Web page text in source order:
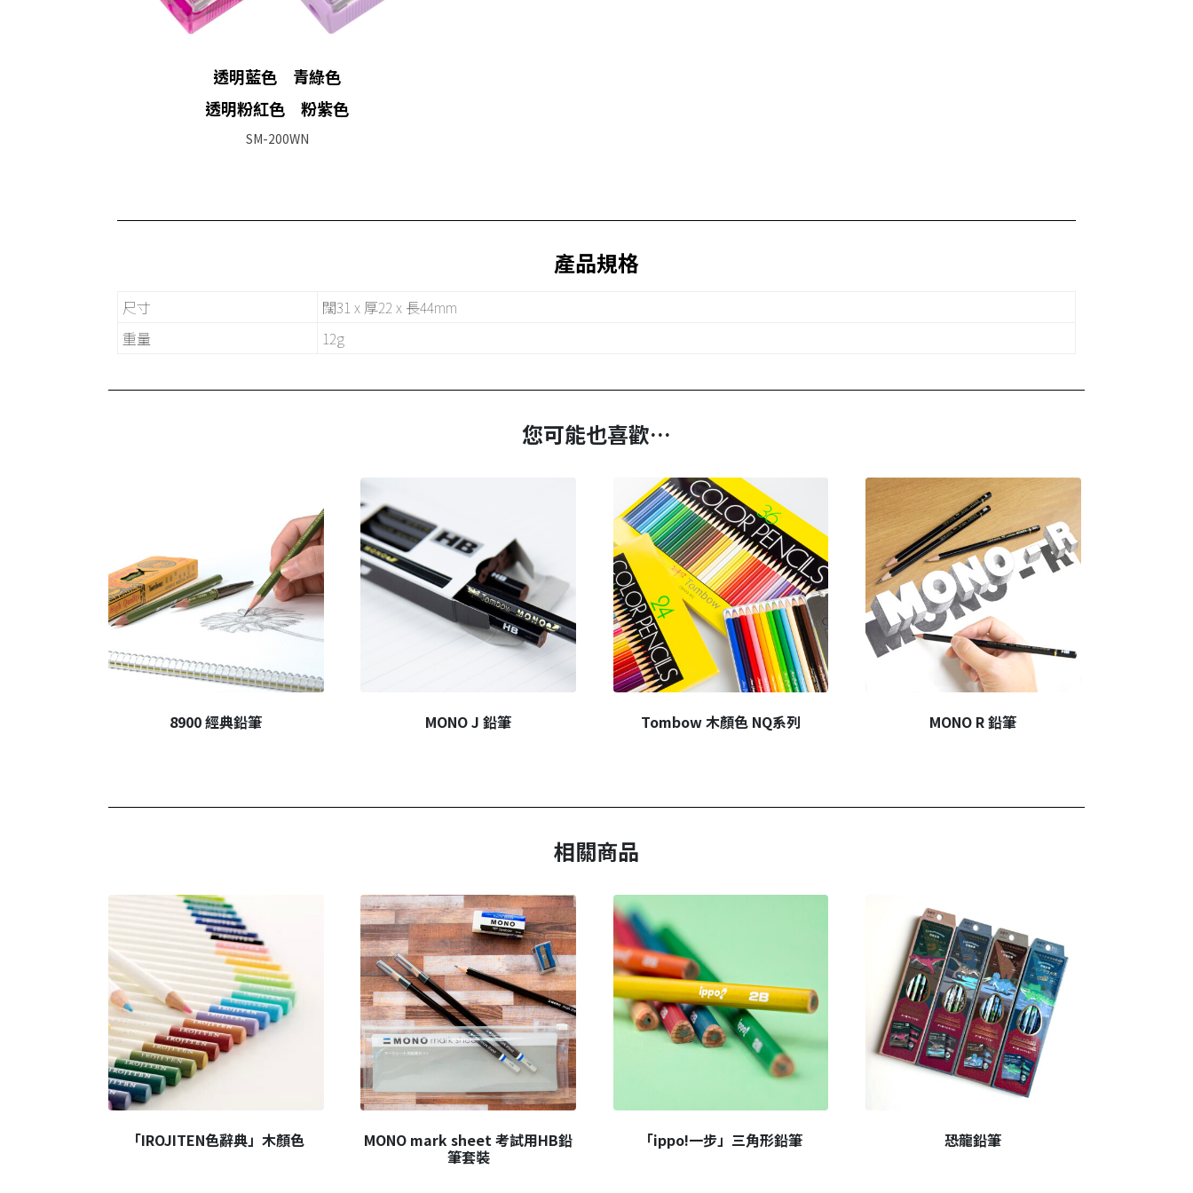
透明藍色 青綠色
透明粉紅色 粉紫色
SM-200WN
產品規格
尺寸
闊31 x 厚22 x 長44mm
重量
12g
您可能也喜歡…
8900 經典鉛筆 MONO J 鉛筆 Tombow 木顏色 NQ系列 MONO R 鉛筆
相關商品
「IROJITEN色辭典」木顏色 MONO mark sheet 考試用HB鉛
筆套裝
「ippo!一步」三角形鉛筆 恐龍鉛筆